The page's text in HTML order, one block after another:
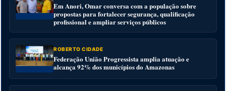
Em Anori, Omar conversa com a população sobre
propostas para fortalecer segurança, qualificação
profissional e ampliar serviços públicos
ROBERTO CIDADE
Federação União Progressista amplia atuação e
alcança 92% dos municípios do Amazonas